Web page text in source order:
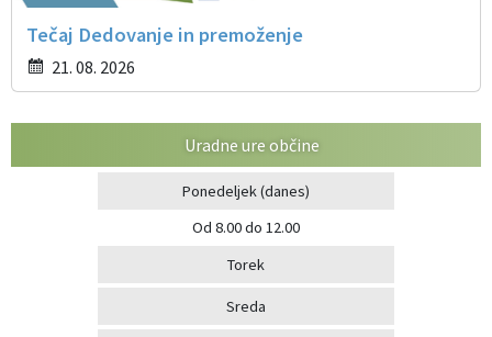
Tečaj Dedovanje in premoženje
21. 08. 2026
Uradne ure občine
Ponedeljek(danes)
Od 8.00 do 12.00
Torek
Sreda